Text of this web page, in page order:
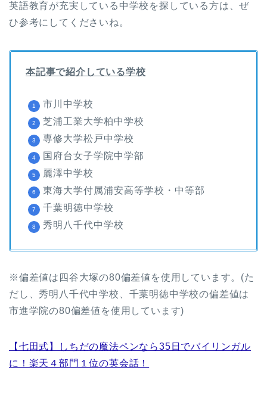
英語教育が充実している中学校を探している方は、ぜ
ひ参考にしてくださいね。
本記事で紹介している学校
市川中学校
芝浦工業大学柏中学校
専修大学松戸中学校
国府台女子学院中学部
麗澤中学校
東海大学付属浦安高等学校・中等部
千葉明徳中学校
秀明八千代中学校
※偏差値は四谷大塚の80偏差値を使用しています。(た
だし、秀明八千代中学校、千葉明徳中学校の偏差値は
市進学院の80偏差値を使用しています)
【七田式】しちだの魔法ペンなら35日でバイリンガル
に！楽天４部門１位の英会話！